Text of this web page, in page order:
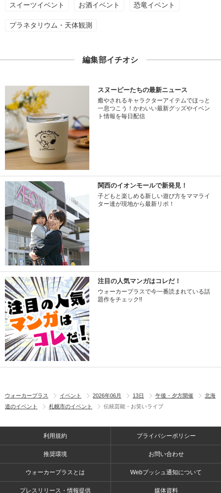
スイーツイベント お酒イベント 恐竜イベント
プラネタリウム・天体観測
編集部イチオシ
スヌーピーたちの最新ニュース
癒やされるキャラクターアイテムでほっと
一息つこう！かわいい最新グッズやイベン
ト情報を毎日配信
関西のイオンモールで新発見！
子どもと楽しめる新しい遊び方をママライ
ター達が現地から最新リポ！
注目の人気マンガはコレだ！
ウォーカープラスで今一番読まれている話
題作をチェック!!
ウォーカープラス イベント 2026年06月 13日 午後・夕方開催
北海
道のイベント
札幌市のイベント 伝統芸能・お笑いライブ
利用規約 プライバシーポリシー
推奨環境 お問い合わせ
ウォーカープラスとは Webプッシュ通知について
プレスリリース・情報提供 媒体資料